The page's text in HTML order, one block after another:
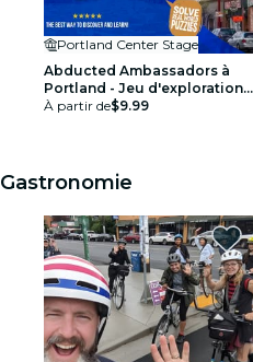
Portland Center Stage
Abducted Ambassadors à
Portland - Jeu d'exploration
en plein air
À partir de$9.99
Gastronomie